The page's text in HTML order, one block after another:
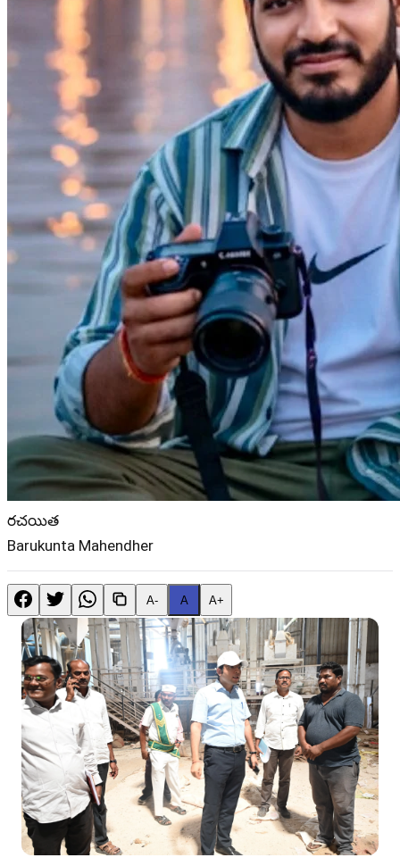
రచయిత
Barukunta Mahendher
A- A A+